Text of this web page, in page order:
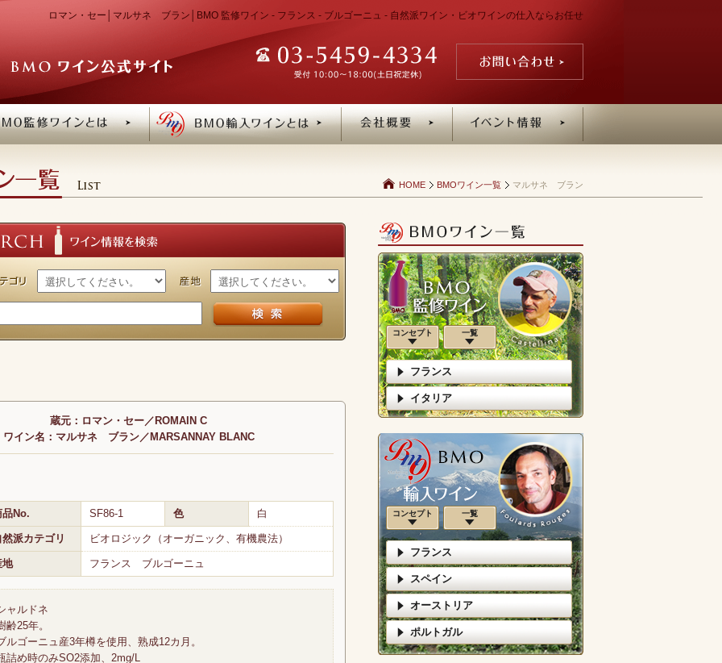
ロマン・セー│マルサネ ブラン│BMO 監修ワイン - フランス - ブルゴーニュ - 自然派ワイン・ビオワインの仕入ならお任せ
HOME BMOワイン一覧 マルサネ ブラン
蔵元：ロマン・セー／ROMAIN C
ワイン名：マルサネ ブラン／MARSANNAY BLANC
品No. SF86-1 色 白
然派カテゴリ ビオロジック（オーガニック、有機農法）
地 フランス ブルゴーニュ
ャルドネ
齢25年。
ルゴーニュ産3年樽を使用、熟成12カ月。
詰め時のみSO2添加、2mg/L
コンセプト 一覧
フランス
イタリア
コンセプト 一覧
フランス
スペイン
オーストリア
ポルトガル